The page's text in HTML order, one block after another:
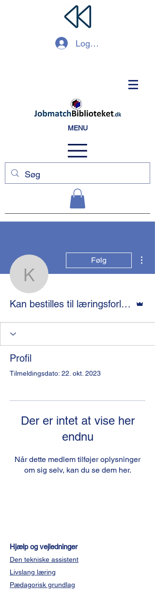
Log ind
MENU
Kan bestilles til
Følg
Kan bestilles til læringsforløbet
Profil
Tilmeldingsdato: 22. okt. 2023
Der er intet at vise her
endnu
Når dette medlem tilføjer oplysninger
om sig selv, kan du se dem her.
Hjælp og vejledninger
Den tekniske assistent
Livslang læring
Pædagorisk grundlag